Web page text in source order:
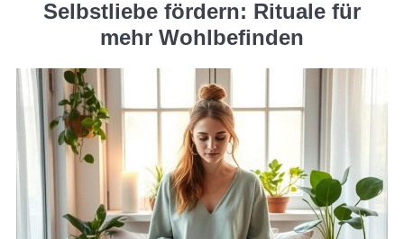
Selbstliebe fördern: Rituale für
mehr Wohlbefinden